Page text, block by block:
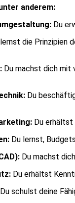
anderem:
Du
die Prinzipien
Du machst dich mit
Du
Du erhältst
Du lernst,
Du machst
Du erhältst
Du schulst deine